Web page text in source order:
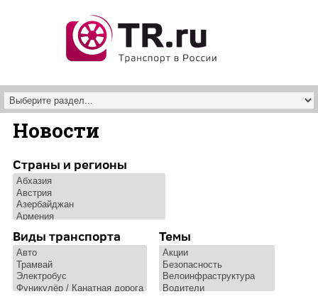
Новости
Страны и регионы
Виды транспорта Темы